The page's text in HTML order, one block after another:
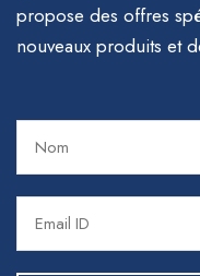
propose des offres
nouveaux produits et